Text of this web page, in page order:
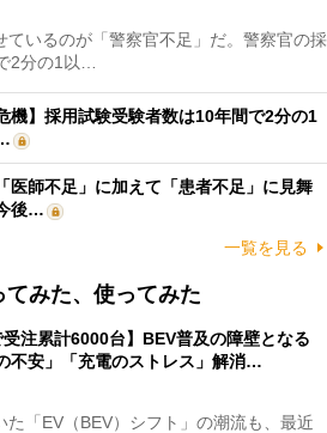
いるのが「警察官不足」だ。警察官の採
2分の1以…
機】採用試験受験者数は10年間で2分の1
医師不足」に加えて「患者不足」に見舞
後…
一覧を見る
みた、使ってみた
受注累計6000台】BEV普及の障壁となる
不安」「充電のストレス」解消…
「EV（BEV）シフト」の潮流も、最近